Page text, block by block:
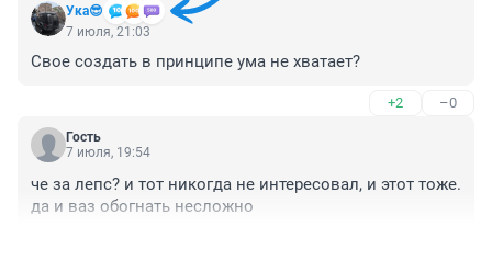
Ука😎
7 июля, 21:03
Свое создать в принципе ума не хватает?
+2 –0
Гость
7 июля, 19:54
че за лепс? и тот никогда не интересовал, и этот тоже.
да и ваз обогнать несложно